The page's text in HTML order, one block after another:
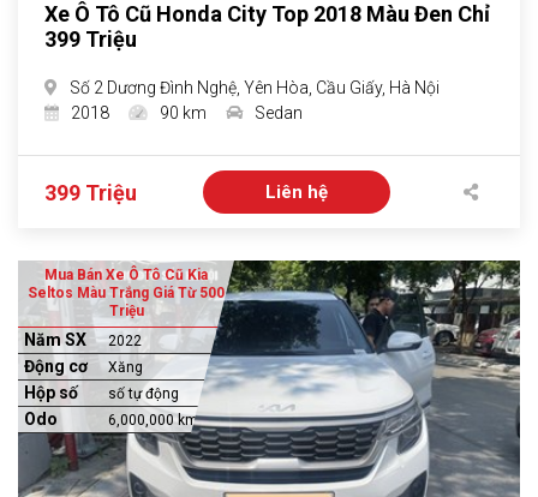
Xe Ô Tô Cũ Honda City Top 2018 Màu Đen Chỉ
399 Triệu
Số 2 Dương Đình Nghệ, Yên Hòa, Cầu Giấy, Hà Nội
2018
90 km Sedan
399 Triệu Liên hệ
Mua Bán Xe Ô Tô Cũ Kia
Seltos Màu Trắng Giá Từ 500
Triệu
Năm SX 2022
Động cơ Xăng
Hộp số số tự động
Odo 6,000,000 km